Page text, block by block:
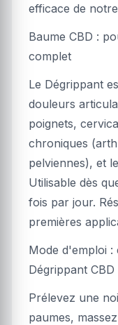
efficace de
Baume CBD :
complet
Le Dégrippant
douleurs
poignets,
chroniques
pelviennes), et
Utilisable dès
fois par jour.
premières
Mode d'emploi :
Dégrippant CBD
Prélevez une
paumes,